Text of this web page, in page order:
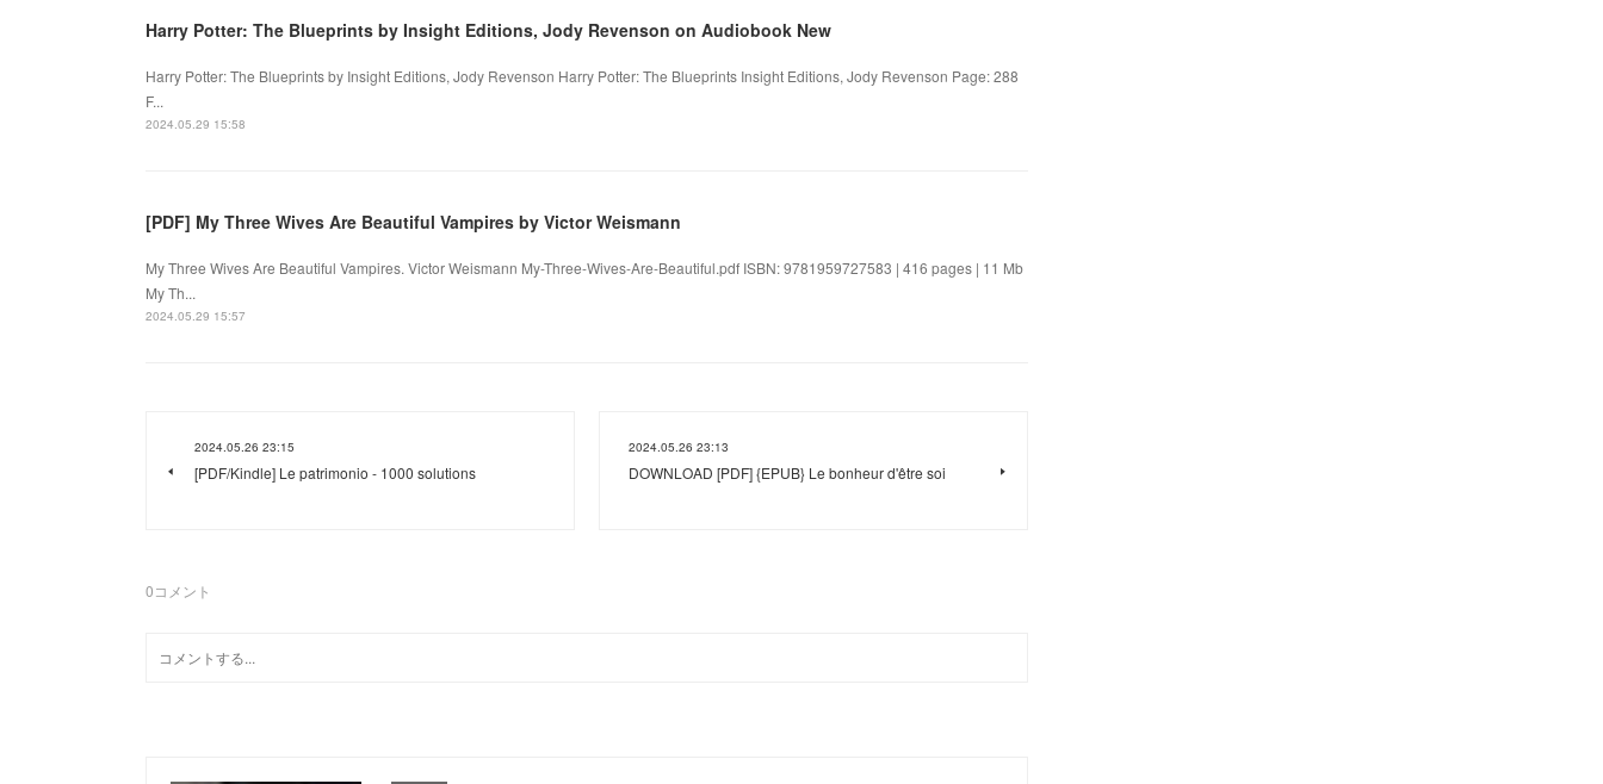
Harry Potter: The Blueprints by Insight Editions, Jody Revenson on Audiobook New
Harry Potter: The Blueprints by Insight Editions, Jody Revenson Harry Potter: The Blueprints Insight Editions, Jody Revenson Page: 288
F...
2024.05.29 15:58
[PDF] My Three Wives Are Beautiful Vampires by Victor Weismann
My Three Wives Are Beautiful Vampires. Victor Weismann My-Three-Wives-Are-Beautiful.pdf ISBN: 9781959727583 | 416 pages | 11 Mb
My Th...
2024.05.29 15:57
2024.05.26 23:15
[PDF/Kindle] Le patrimonio - 1000 solutions
2024.05.26 23:13
DOWNLOAD [PDF] {EPUB} Le bonheur d'être soi
0コメント